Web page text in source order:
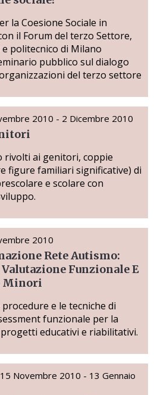
la Coesione Sociale in
il Forum del terzo Settore,
politecnico di Milano
pubblico sul dialogo
del terzo settore
2010 - 2 Dicembre 2010
rivolti ai genitori, coppie
figure familiari significative) di
e scolare con
2010
Rete Autismo:
Funzionale E
Minori
e le tecniche di
funzionale per la
educativi e riabilitativi.
Novembre 2010 - 13 Gennaio